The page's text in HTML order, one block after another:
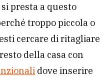
presta a questo
troppo piccola o
cercare di ritagliare
della casa con
dove inserire